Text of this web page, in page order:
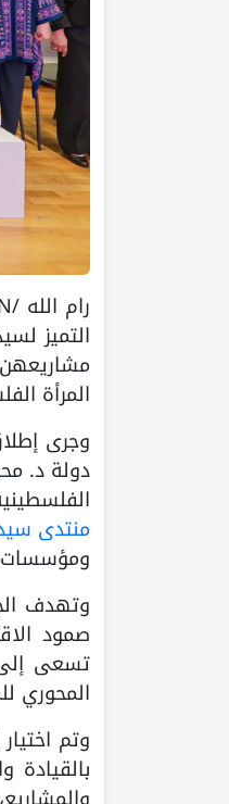
المرأة
وجرى
دولة د.
منتدى
ومؤسسات
وتهدف
صمود
تسعى إلى
المحوري
بالقيادة